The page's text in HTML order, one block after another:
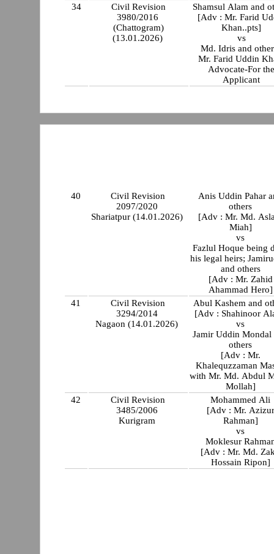
34
Civil Revision
3980/2016
(Chattogram)
(13.01.2026)
Shamsul Alam and
[Adv : Mr. Farid
Khan..pts]
vs
Md. Idris and
Mr. Farid Uddin
Advocate-For
Applicant
40
Civil Revision
2097/2020
Shariatpur (14.01.2026)
Anis Uddin Pahar
others
[Adv : Mr. Md.
Miah]
vs
Fazlul Hoque being
his legal heirs;
and others
[Adv : Mr. Zahid
Ahammad Hero]
41
Civil Revision
3294/2014
Nagaon (14.01.2026)
Abul Kashem and
[Adv : Shahinoor
vs
Jamir Uddin Mondal
others
[Adv : Mr.
Khalequzzaman
with Mr. Md. Abdul
Mollah]
42
Civil Revision
3485/2006
Kurigram
Mohammed Ali
[Adv : Mr. Azizur
Rahman]
vs
Moklesur
[Adv : Mr. Md.
Hossain Ripon]